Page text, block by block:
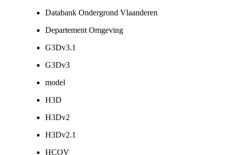
Databank Ondergrond Vlaanderen
Departement Omgeving
G3Dv3.1
G3Dv3
model
H3D
H3Dv2
H3Dv2.1
HCOV